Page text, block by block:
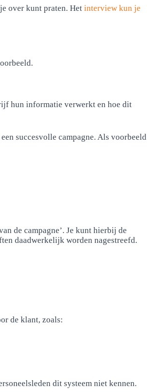
over kunt praten. Het interview kun je
hun informatie verwerkt en hoe dit
succesvolle campagne. Als voorbeeld
de campagne’. Je kunt hierbij de
daadwerkelijk worden nagestreefd.
de klant, zoals:
dit systeem niet kennen.